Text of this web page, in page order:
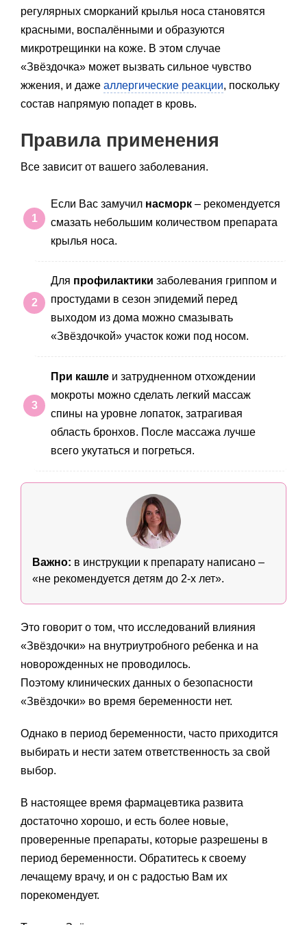
регулярных сморканий крылья носа становятся
красными, воспалёнными и образуются
микротрещинки на коже. В этом случае
«Звёздочка» может вызвать сильное чувство
жжения, и даже аллергические реакции, поскольку
состав напрямую попадет в кровь.
Правила применения
Все зависит от вашего заболевания.
Если Вас замучил насморк – рекомендуется
смазать небольшим количеством препарата
крылья носа.
Для профилактики заболевания гриппом и
простудами в сезон эпидемий перед
выходом из дома можно смазывать
«Звёздочкой» участок кожи под носом.
При кашле и затрудненном отхождении
мокроты можно сделать легкий массаж
спины на уровне лопаток, затрагивая
область бронхов. После массажа лучше
всего укутаться и погреться.
Важно: в инструкции к препарату написано –
«не рекомендуется детям до 2-х лет».
Это говорит о том, что исследований влияния
«Звёздочки» на внутриутробного ребенка и на
новорожденных не проводилось.
Поэтому клинических данных о безопасности
«Звёздочки» во время беременности нет.
Однако в период беременности, часто приходится
выбирать и нести затем ответственность за свой
выбор.
В настоящее время фармацевтика развита
достаточно хорошо, и есть более новые,
проверенные препараты, которые разрешены в
период беременности. Обратитесь к своему
лечащему врачу, и он с радостью Вам их
порекомендует.